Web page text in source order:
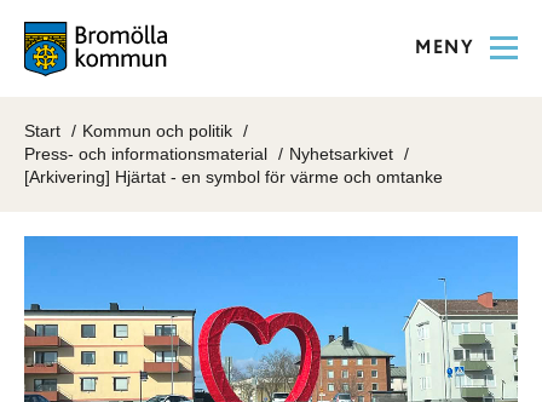
MENY
Start
Kommun och politik
Press- och informationsmaterial
Nyhetsarkivet
[Arkivering] Hjärtat - en symbol för värme och omtanke